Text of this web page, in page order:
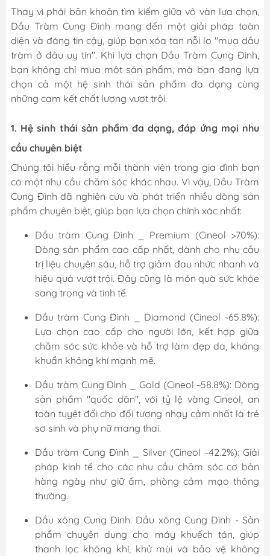
Thay vì phải băn khoăn tìm kiếm giữa vô vàn lựa chọn,
Dầu Tràm Cung Đình mang đến một giải pháp toàn
diện và đáng tin cậy, giúp bạn xóa tan nỗi lo "mua dầu
tràm ở đâu uy tín". Khi lựa chọn Dầu Tràm Cung Đình,
bạn không chỉ mua một sản phẩm, mà bạn đang lựa
chọn cả một hệ sinh thái sản phẩm đa dạng cùng
những cam kết chất lượng vượt trội.
1. Hệ sinh thái sản phẩm đa dạng, đáp ứng mọi nhu
cầu chuyên biệt
Chúng tôi hiểu rằng mỗi thành viên trong gia đình bạn
có một nhu cầu chăm sóc khác nhau. Vì vậy, Dầu Tràm
Cung Đình đã nghiên cứu và phát triển nhiều dòng sản
phẩm chuyên biệt, giúp bạn lựa chọn chính xác nhất:
Dầu tràm Cung Đình _ Premium (Cineol >70%):
Dòng sản phẩm cao cấp nhất, dành cho nhu cầu
trị liệu chuyên sâu, hỗ trợ giảm đau nhức nhanh và
hiệu quả vượt trội. Đây cũng là món quà sức khỏe
sang trọng và tinh tế.
Dầu tràm Cung Đình _ Diamond (Cineol ~65.8%):
Lựa chọn cao cấp cho người lớn, kết hợp giữa
chăm sóc sức khỏe và hỗ trợ làm đẹp da, kháng
khuẩn không khí mạnh mẽ.
Dầu tràm Cung Đình _ Gold (Cineol ~58.8%): Dòng
sản phẩm "quốc dân", với tỷ lệ vàng Cineol, an
toàn tuyệt đối cho đối tượng nhạy cảm nhất là trẻ
sơ sinh và phụ nữ mang thai.
Dầu tràm Cung Đình _ Silver (Cineol ~42.2%): Giải
pháp kinh tế cho các nhu cầu chăm sóc cơ bản
hàng ngày như giữ ấm, phòng cảm mạo thông
thường.
Dầu xông Cung Đình: Dầu xông Cung Đình - Sản
phẩm chuyên dụng cho máy khuếch tán, giúp
thanh lọc không khí, khử mùi và bảo vệ không